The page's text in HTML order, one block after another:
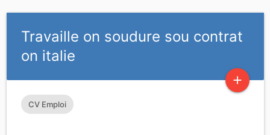
Travaille on soudure sou contrat
on italie
add
CV Emploi